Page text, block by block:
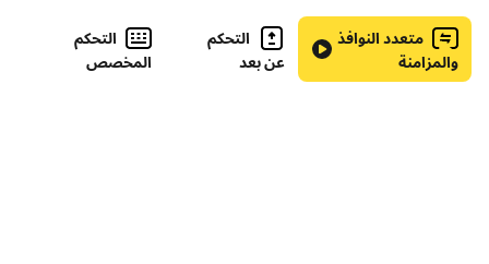
متعدد النوافذ
والمزامنة
التحكم
عن بعد
التحكم
المخصص